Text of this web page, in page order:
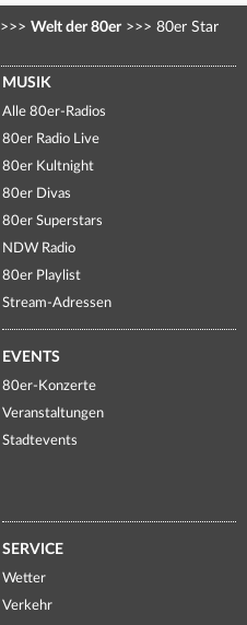
>>> Welt der 80er >>> 80er Star
MUSIK
Alle 80er-Radios
80er Radio Live
80er Kultnight
80er Divas
80er Superstars
NDW Radio
80er Playlist
Stream-Adressen
EVENTS
80er-Konzerte
Veranstaltungen
Stadtevents
SERVICE
Wetter
Verkehr